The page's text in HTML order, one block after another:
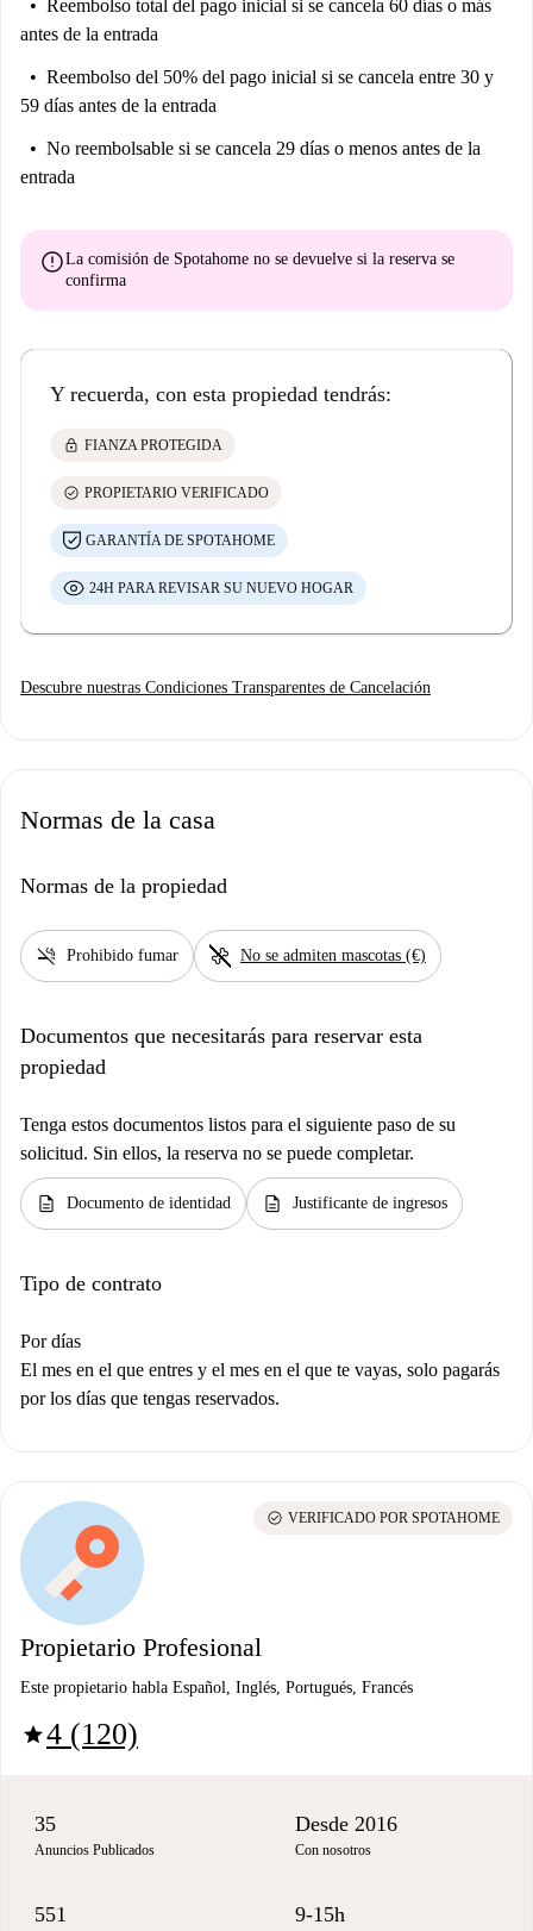
Reembolso total del pago inicial si se cancela 60 días o más
antes de la entrada
Reembolso del 50% del pago inicial si se cancela entre 30 y
59 días antes de la entrada
No reembolsable si se cancela 29 días o menos antes de la
entrada
errorLa comisión de Spotahome no se devuelve si la reserva se
confirma
Y recuerda, con esta propiedad tendrás:
lock FIANZA PROTEGIDA
check_circle PROPIETARIO VERIFICADO
GARANTÍA DE SPOTAHOME
24H PARA REVISAR SU NUEVO HOGAR
Descubre nuestras Condiciones Transparentes de Cancelación
Normas de la casa
Normas de la propiedad
smoke_free Prohibido fumar pet_supplies No se admiten mascotas (€)
Documentos que necesitarás para reservar esta
propiedad
Tenga estos documentos listos para el siguiente paso de su
solicitud. Sin ellos, la reserva no se puede completar.
description Documento de identidad description Justificante de ingresos
Tipo de contrato
Por días
El mes en el que entres y el mes en el que te vayas, solo pagarás
por los días que tengas reservados.
Propietario Profesional
Este propietario habla Español, Inglés, Portugués, Francés
star4 (120)
check_circle VERIFICADO POR SPOTAHOME
35
Anuncios Publicados
Desde 2016
Con nosotros
551 9-15h